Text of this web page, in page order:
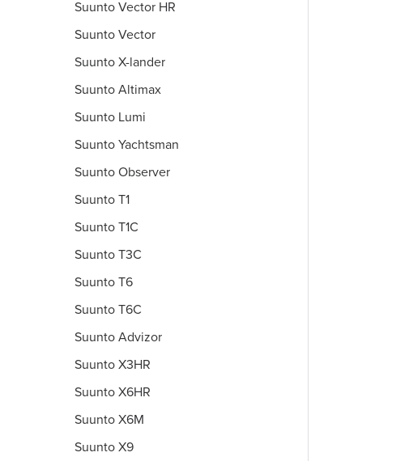
Suunto Vector HR
Suunto Vector
Suunto X-lander
Suunto Altimax
Suunto Lumi
Suunto Yachtsman
Suunto Observer
Suunto T1
Suunto T1C
Suunto T3C
Suunto T6
Suunto T6C
Suunto Advizor
Suunto X3HR
Suunto X6HR
Suunto X6M
Suunto X9